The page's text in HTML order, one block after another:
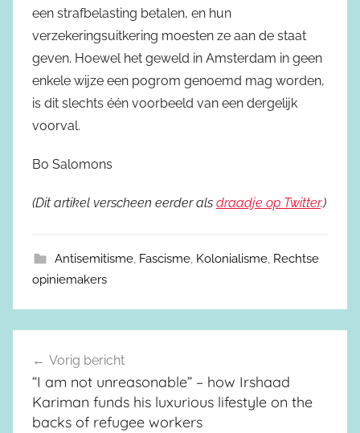
een strafbelasting betalen, en hun
verzekeringsuitkering moesten ze aan de staat
geven. Hoewel het geweld in Amsterdam in geen
enkele wijze een pogrom genoemd mag worden,
is dit slechts één voorbeeld van een dergelijk
voorval.
Bo Salomons
(Dit artikel verscheen eerder als draadje op Twitter.)
Antisemitisme, Fascisme, Kolonialisme, Rechtse
opiniemakers
Berichtnavigatie
Vorig bericht
“I am not unreasonable” – how Irshaad
Kariman funds his luxurious lifestyle on the
backs of refugee workers